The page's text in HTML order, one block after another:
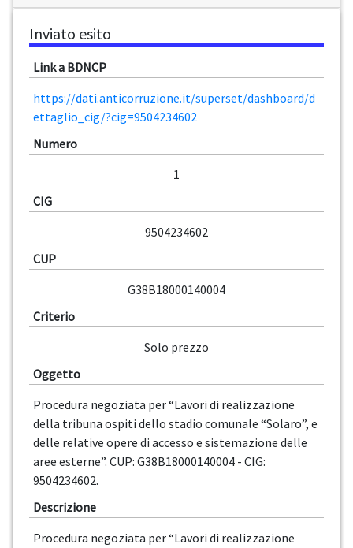
Inviato esito
Link a BDNCP
https://dati.anticorruzione.it/superset/dashboard/d
ettaglio_cig/?cig=9504234602
Numero
1
CIG
9504234602
CUP
G38B18000140004
Criterio
Solo prezzo
Oggetto
Procedura negoziata per “Lavori di realizzazione
della tribuna ospiti dello stadio comunale “Solaro”, e
delle relative opere di accesso e sistemazione delle
aree esterne”. CUP: G38B18000140004 - CIG:
9504234602.
Descrizione
Procedura negoziata per “Lavori di realizzazione